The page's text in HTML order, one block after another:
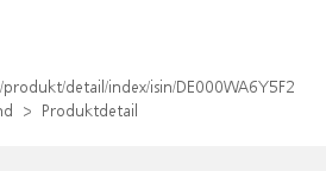
detail/index/isin/DE000WA6Y5F2
Produktdetail